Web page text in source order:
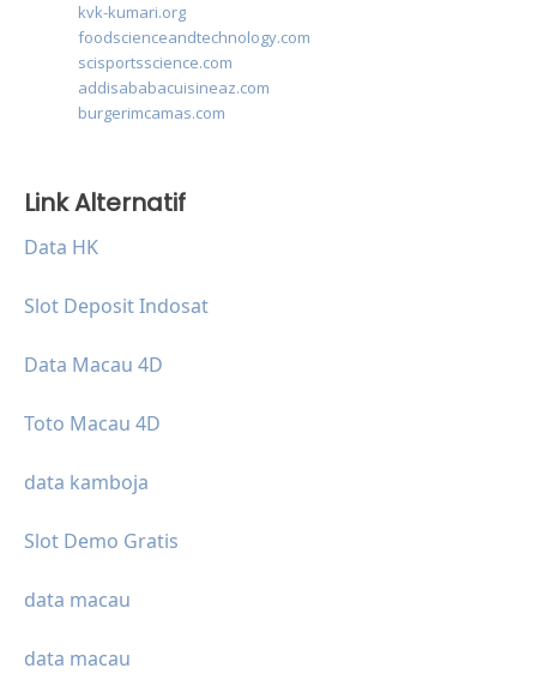
kvk-kumari.org
foodscienceandtechnology.com
scisportsscience.com
addisababacuisineaz.com
burgerimcamas.com
Link Alternatif
Data HK
Slot Deposit Indosat
Data Macau 4D
Toto Macau 4D
data kamboja
Slot Demo Gratis
data macau
data macau